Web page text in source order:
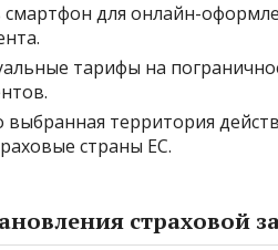
смартфон для онлайн-
тарифы на
выбранная территория
страны ЕС.
страховой